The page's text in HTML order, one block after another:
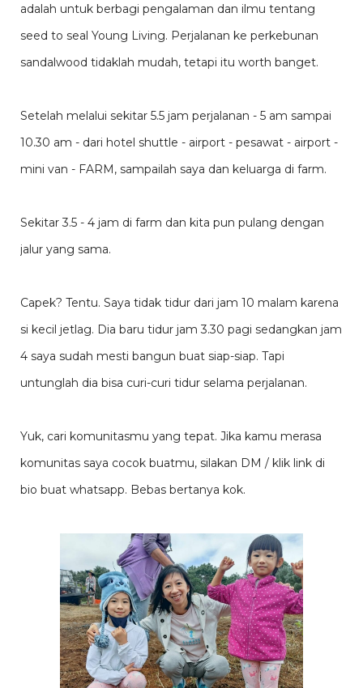
adalah untuk berbagi pengalaman dan ilmu tentang
seed to seal Young Living. Perjalanan ke perkebunan
sandalwood tidaklah mudah, tetapi itu worth banget.
Setelah melalui sekitar 5.5 jam perjalanan - 5 am sampai
10.30 am - dari hotel shuttle - airport - pesawat - airport -
mini van - FARM, sampailah saya dan keluarga di farm.
Sekitar 3.5 - 4 jam di farm dan kita pun pulang dengan
jalur yang sama.
Capek? Tentu. Saya tidak tidur dari jam 10 malam karena
si kecil jetlag. Dia baru tidur jam 3.30 pagi sedangkan jam
4 saya sudah mesti bangun buat siap-siap. Tapi
untunglah dia bisa curi-curi tidur selama perjalanan.
Yuk, cari komunitasmu yang tepat. Jika kamu merasa
komunitas saya cocok buatmu, silakan DM / klik link di
bio buat whatsapp. Bebas bertanya kok.